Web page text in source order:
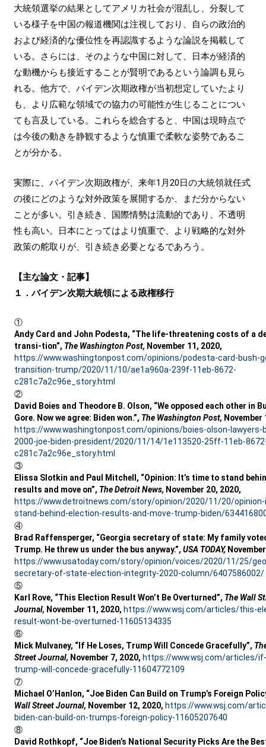
大統領選挙の結果としてアメリカ社会が混乱し、分裂して
いる様子を中国の報道機関は注視しており、自らの政治的
および経済的な優位性を再認識するような論説を掲載して
いる。さらには、そのような中国に対して、日本が経済的
な動機からも接近することが賢明であるという論調も見ら
れる。他方で、バイデン次期政権が当初想定していたより
も、より広範な領域での協力の可能性が生じることについ
ても言及している。これらを総合すると、中国は現時点で
は今後の動きを静観するような慎重で柔軟な姿勢であるこ
とが分かる。
実際に、バイデン次期政権が、来年1月20日の大統領就任式
の後にどのような対外政策を展開するか、まだ分からない
ことが多い。引き続き、国際情勢は流動的であり、不透明
性も高い。日本にとってはより慎重で、より戦略的な対外
政策の舵取りが、引き続き必要となるであろう。
【主な論文・記事】
１．バイデン次期大統領による政権移行
①
Andy Card and John Podesta, “The life-threatening costs of a
transi-tion”, The Washington Post, November 11, 2020,
https://www.washingtonpost.com/opinions/podesta-card-bush-
transition-trump/2020/11/10/ae1a960a-239f-11eb-8672-
c281c7a2c96e_story.html
②
David Boies and Theodore B. Olson, “We opposed each other in
Gore. Now we agree: Biden won.”, The Washington Post, November
https://www.washingtonpost.com/opinions/boies-olson-lawyers-
2000-joe-biden-president/2020/11/14/1e113520-25ff-11eb-
c281c7a2c96e_story.html
③
Elissa Slotkin and Paul Mitchell, “Opinion: It’s time to stand
results and move on”, The Detroit News, November 20, 2020,
https://www.detroitnews.com/story/opinion/2020/11/20/
stand-behind-election-results-and-move-trump-biden/
④
Brad Raffensperger, “Georgia secretary of state: My family
Trump. He threw us under the bus anyway.”,USA TODAY,
https://www.usatoday.com/story/opinion/voices/2020/11/25/
secretary-of-state-election-integrity-2020-column/6407586002/
⑤
Karl Rove, “This Election Result Won’t Be Overturned”, The Wall
Journal, November 11, 2020, https://www.wsj.com/articles/this-
result-wont-be-overturned-11605134335
⑥
Mick Mulvaney, “If He Loses, Trump Will Concede Gracefully”,
Street Journal, November 7, 2020, https://www.wsj.com/articles/
trump-will-concede-gracefully-11604772109
⑦
Michael O’Hanlon, “Joe Biden Can Build on Trump’s Foreign
Wall Street Journal, November 12, 2020, https://www.wsj.com/
biden-can-build-on-trumps-foreign-policy-11605207640
⑧
David Rothkopf, “Joe Biden’s National Security Picks Are the